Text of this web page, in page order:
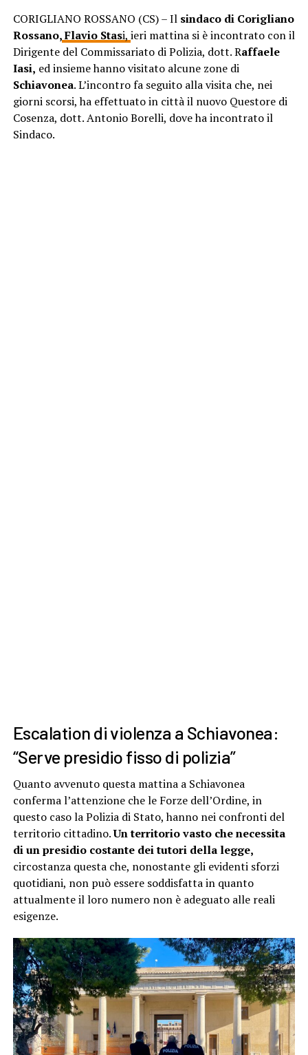
CORIGLIANO ROSSANO (CS) – Ilsindaco di Corigliano
Rossano,Flavio Stasi, ieri mattina si è incontrato con il
Dirigente del Commissariato di Polizia, dott. Raffaele
Iasi, ed insieme hanno visitato alcune zone di
Schiavonea. L’incontro fa seguito alla visita che, nei
giorni scorsi, ha effettuato in città il nuovo Questore di
Cosenza, dott. Antonio Borelli, dove ha incontrato il
Sindaco.
Escalation di violenza a Schiavonea:
“Serve presidio fisso di polizia”
Quanto avvenuto questa mattina a Schiavonea
conferma l’attenzione che le Forze dell’Ordine, in
questo caso la Polizia di Stato, hanno nei confronti del
territorio cittadino.Un territorio vasto che necessita
di un presidio costante dei tutori della legge,
circostanza questa che, nonostante gli evidenti sforzi
quotidiani, non può essere soddisfatta in quanto
attualmente il loro numero non è adeguato alle reali
esigenze.